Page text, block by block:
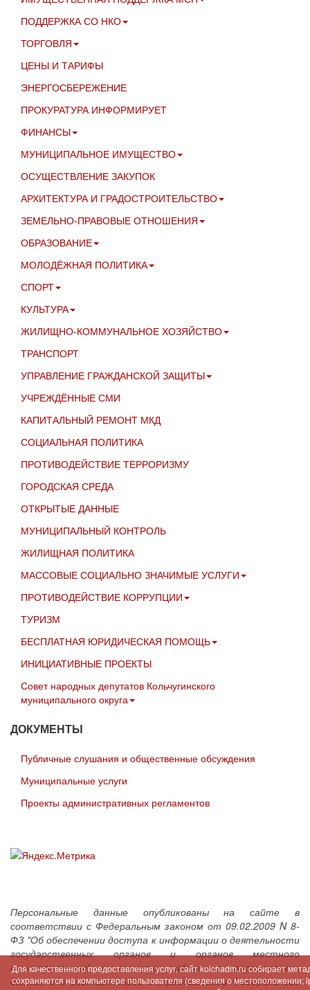
ПОДДЕРЖКА СО НКО
ТОРГОВЛЯ
ЦЕНЫ И ТАРИФЫ
ЭНЕРГОСБЕРЕЖЕНИЕ
ПРОКУРАТУРА ИНФОРМИРУЕТ
ФИНАНСЫ
МУНИЦИПАЛЬНОЕ ИМУЩЕСТВО
ОСУЩЕСТВЛЕНИЕ ЗАКУПОК
АРХИТЕКТУРА И ГРАДОСТРОИТЕЛЬСТВО
ЗЕМЕЛЬНО-ПРАВОВЫЕ ОТНОШЕНИЯ
ОБРАЗОВАНИЕ
МОЛОДЁЖНАЯ ПОЛИТИКА
СПОРТ
КУЛЬТУРА
ЖИЛИЩНО-КОММУНАЛЬНОЕ ХОЗЯЙСТВО
ТРАНСПОРТ
УПРАВЛЕНИЕ ГРАЖДАНСКОЙ ЗАЩИТЫ
УЧРЕЖДЁННЫЕ СМИ
КАПИТАЛЬНЫЙ РЕМОНТ МКД
СОЦИАЛЬНАЯ ПОЛИТИКА
ПРОТИВОДЕЙСТВИЕ ТЕРРОРИЗМУ
ГОРОДСКАЯ СРЕДА
ОТКРЫТЫЕ ДАННЫЕ
МУНИЦИПАЛЬНЫЙ КОНТРОЛЬ
ЖИЛИЩНАЯ ПОЛИТИКА
МАССОВЫЕ СОЦИАЛЬНО ЗНАЧИМЫЕ УСЛУГИ
ПРОТИВОДЕЙСТВИЕ КОРРУПЦИИ
ТУРИЗМ
БЕСПЛАТНАЯ ЮРИДИЧЕСКАЯ ПОМОЩЬ
ИНИЦИАТИВНЫЕ ПРОЕКТЫ
Совет народных депутатов Кольчугинского
муниципального округа
ДОКУМЕНТЫ
Публичные слушания и общественные обсуждения
Муниципальные услуги
Проекты административных регламентов
Персональные данные опубликованы на сайте в
соответствии с Федеральным законом от 09.02.2009 N 8-
ФЗ "Об обеспечении доступа к информации о деятельности
государственных органов и органов местного
самоуправления" с согласия субъектов персональных
данных и в соответствии с требованиями Федерального
Для качественного предоставления услуг, сайт kolchadm.ru собирает
сохраняются на компьютере пользователя (сведения о местоположении;